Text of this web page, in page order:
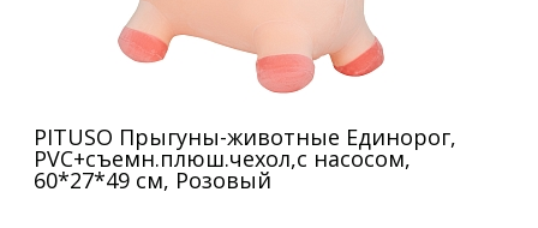
PITUSO Прыгуны-животные Единорог,
PVC+съемн.плюш.чехол,с насосом,
60*27*49 см, Розовый